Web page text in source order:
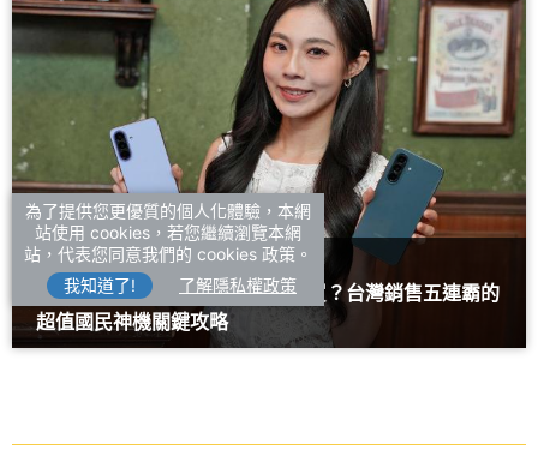
#SAMSUNG三星 #A57
為什麼三星Galaxy A57 5G值得買？台灣銷售五連霸的
超值國民神機關鍵攻略
為了提供您更優質的個人化體驗，本網
站使用 cookies，若您繼續瀏覽本網
站，代表您同意我們的 cookies 政策。
我知道了!
了解隱私權政策